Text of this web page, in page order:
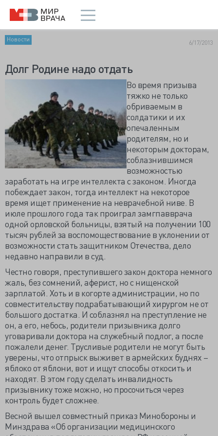
Новости 6/17/2013
Долг Родине надо отдать
Во время призыва
тяжко не только
обриваемым в
солдатики и их
опечаленным
родителям, но и
некоторым докторам,
соблазнившимся
возможностью
заработать на игре интеллекта с законом. Иногда
побеждает закон, тогда интеллект на некоторое
время ищет применение на неврачебной ниве. В
июле прошлого года так проиграл замгпавврача
одной орловской больницы, взятый на получении 100
тысяч рублей за воспомоществование в уклонении от
возможности стать защитником Отечества, дело
недавно направили в суд.
Честно говоря, преступившего закон доктора немного
жаль, без сомнений, аферист, но с нищенской
зарплатой. Хоть и в когорте администрации, но по
совместительству подрабатывающий хирургом не от
большого достатка. И соблазнял на преступление не
он, а его, небось, родители призывника долго
уговаривали доктора на служебный подлог, а после
пожалели денег. Трусливые родители не могут быть
уверены, что отпрыск выживет в армейских буднях –
яблоко от яблони, вот и ищут способы откосить и
находят. В этом году сделать инвалидность
призывнику тоже можно, но просочиться через
контроль будет сложнее.
Весной вышел совместный приказ Минобороны и
Минздрава «Об организации медицинского